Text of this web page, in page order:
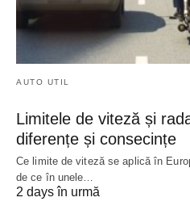
AUTO UTIL
Limitele de viteză și
diferențe și consecințe
Ce limite de viteză se aplică în
de ce în unele…
2 days în urmă